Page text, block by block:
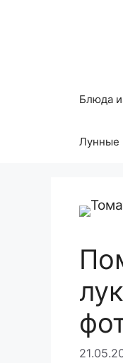
Блюда
Лунные